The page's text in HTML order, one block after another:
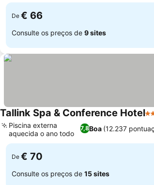
De € 66
Consulte os preços de 9 sites
Tallink Spa & Conference Hotel4
7,8Boa (12.237
Piscina externa
aquecida o ano todo
De € 70
Consulte os preços de 15 sites